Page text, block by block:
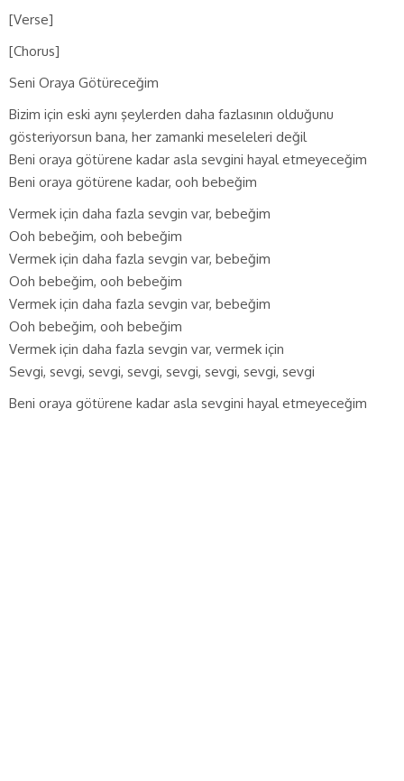
[Verse]
[Chorus]
Seni Oraya Götüreceğim
Bizim için eski aynı şeylerden daha fazlasının olduğunu
gösteriyorsun bana, her zamanki meseleleri değil
Beni oraya götürene kadar asla sevgini hayal etmeyeceğim
Beni oraya götürene kadar, ooh bebeğim
Vermek için daha fazla sevgin var, bebeğim
Ooh bebeğim, ooh bebeğim
Vermek için daha fazla sevgin var, bebeğim
Ooh bebeğim, ooh bebeğim
Vermek için daha fazla sevgin var, bebeğim
Ooh bebeğim, ooh bebeğim
Vermek için daha fazla sevgin var, vermek için
Sevgi, sevgi, sevgi, sevgi, sevgi, sevgi, sevgi, sevgi
Beni oraya götürene kadar asla sevgini hayal etmeyeceğim